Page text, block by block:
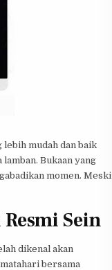
mudah dan baik
Bukaan yang
momen. Meski
Sein
dikenal akan
bersama